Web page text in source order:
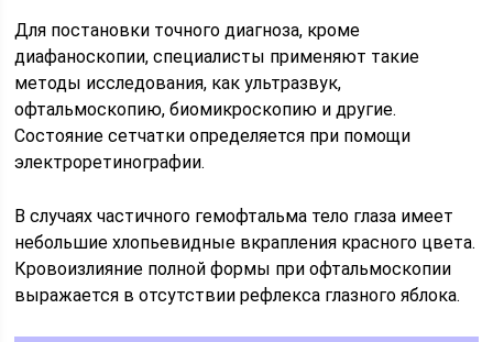
Для постановки точного диагноза, кроме
диафаноскопии, специалисты применяют такие
методы исследования, как ультразвук,
офтальмоскопию, биомикроскопию и другие.
Состояние сетчатки определяется при помощи
электроретинографии.
В случаях частичного гемофтальма тело глаза имеет
небольшие хлопьевидные вкрапления красного цвета.
Кровоизлияние полной формы при офтальмоскопии
выражается в отсутствии рефлекса глазного яблока.